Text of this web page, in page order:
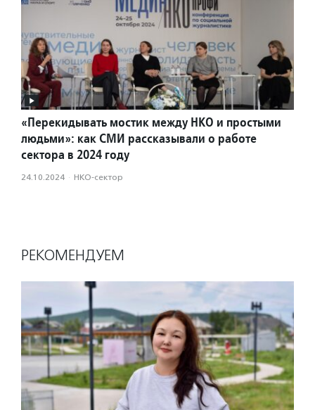
«Перекидывать мостик между НКО и простыми
людьми»: как СМИ рассказывали о работе
сектора в 2024 году
24.10.2024 · НКО-сектор
РЕКОМЕНДУЕМ